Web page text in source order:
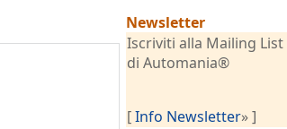
Newsletter
Iscriviti alla Mailing List
di Automania®
[Info Newsletter» ]